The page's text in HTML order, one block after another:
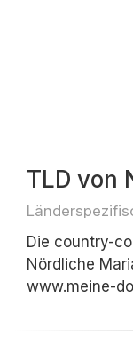
TLD von
Die country-
Nördliche
www.meine-